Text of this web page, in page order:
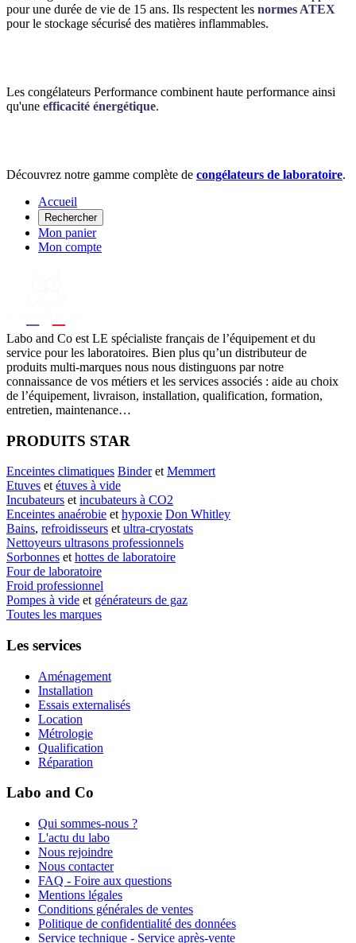
pour une durée de vie de 15 ans. Ils respectent les normes ATEX
pour le stockage sécurisé des matières inflammables.
Les congélateurs Performance combinent haute performance ainsi
qu'une efficacité énergétique.
Découvrez notre gamme complète de congélateurs de laboratoire.
Accueil
Rechercher
Mon panier
Mon compte
Labo and Co est LE spécialiste français de l’équipement et du
service pour les laboratoires. Bien plus qu’un distributeur de
produits multi-marques nous nous distinguons par notre
connaissance de vos métiers et les services associés : aide au choix
de l’équipement, livraison, installation, qualification, formation,
entretien, maintenance…
PRODUITS STAR
Enceintes climatiques Binderet Memmert
Etuves et étuves à vide
Incubateurs et incubateurs à CO2
Enceintes anaérobie et hypoxie Don Whitley
Bains, refroidisseurs et ultra-cryostats
Nettoyeurs ultrasons professionnels
Sorbonnes et hottes de laboratoire
Four de laboratoire
Froid professionnel
Pompes à vide et générateurs de gaz
Toutes les marques
Les services
Aménagement
Installation
Essais externalisés
Location
Métrologie
Qualification
Réparation
Labo and Co
Qui sommes-nous ?
L'actu du labo
Nous rejoindre
Nous contacter
FAQ - Foire aux questions
Mentions légales
Conditions générales de ventes
Politique de confidentialité des données
Service technique - Service après-vente